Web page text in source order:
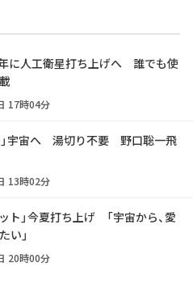
に人工衛星打ち上げへ 誰でも使
17時04分
」宇宙へ 湯切り不要 野口聡一飛
13時02分
ト」今夏打ち上げ 「宇宙から、愛
い」
20時00分